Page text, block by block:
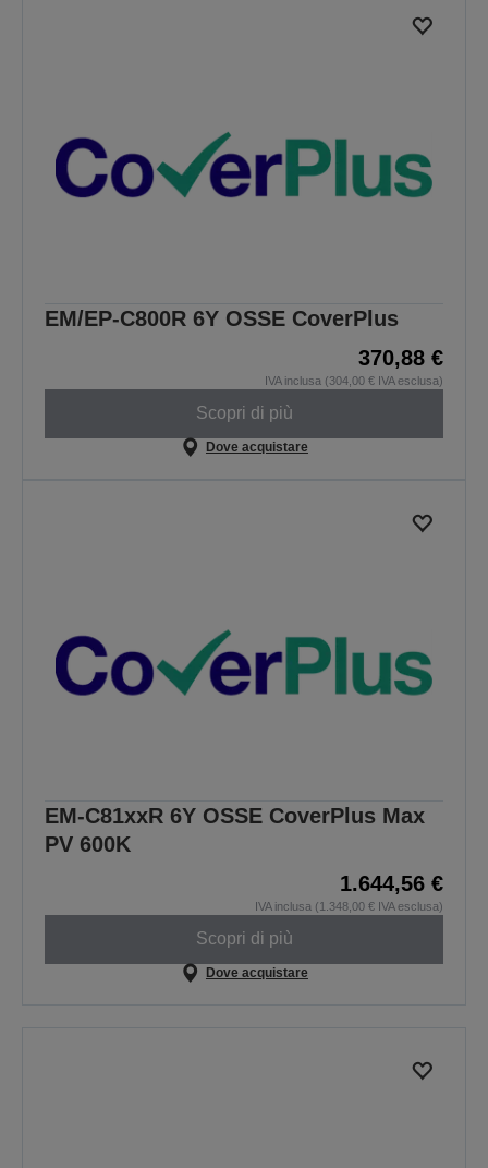
EM/EP-C800R 6Y OSSE CoverPlus
370,88 €
IVA inclusa (304,00 € IVA esclusa)
Scopri di più
Dove acquistare
EM-C81xxR 6Y OSSE CoverPlus Max
PV 600K
1.644,56 €
IVA inclusa (1.348,00 € IVA esclusa)
Scopri di più
Dove acquistare